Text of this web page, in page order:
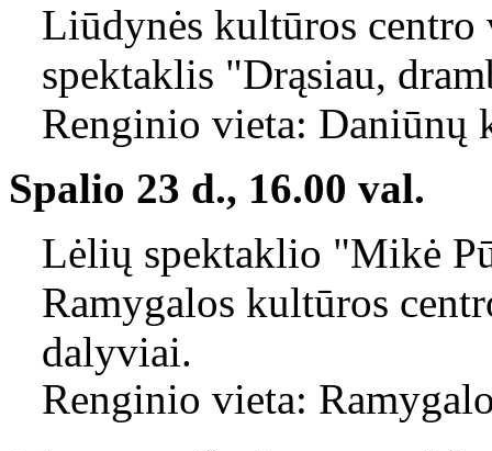
Liūdynės kultūros
spektaklis "Drąsiau,
Renginio vieta: Daniūnų
Spalio 23 d., 16.00 val.
Lėlių spektaklio "Mikė
Ramygalos kultūros
dalyviai.
Renginio vieta: